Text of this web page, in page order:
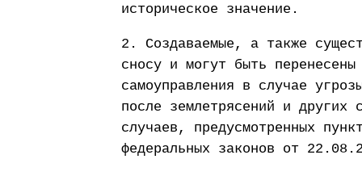
историческое значение.
2. Создаваемые, а также
сносу и могут быть
самоуправления в случае
после землетрясений и других
случаев, предусмотренных
федеральных законов от